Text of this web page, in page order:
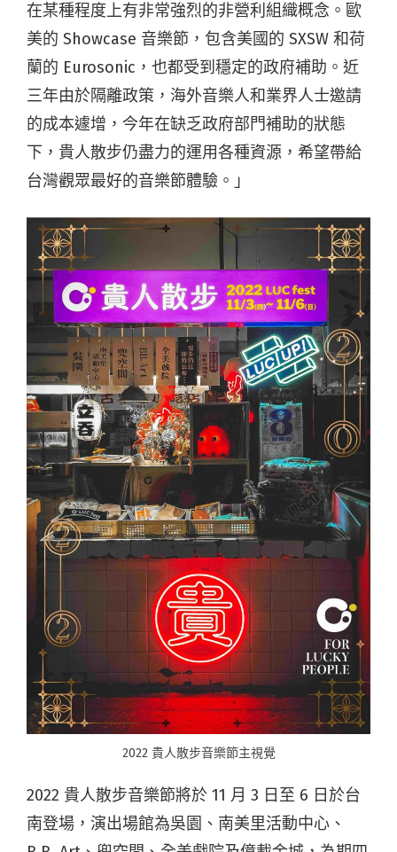
在某種程度上有非常強烈的非營利組織概念。歐
美的 Showcase 音樂節，包含美國的 SXSW 和荷
蘭的 Eurosonic，也都受到穩定的政府補助。近
三年由於隔離政策，海外音樂人和業界人士邀請
的成本遽增，今年在缺乏政府部門補助的狀態
下，貴人散步仍盡力的運用各種資源，希望帶給
台灣觀眾最好的音樂節體驗。」
2022 貴人散步音樂節主視覺
2022 貴人散步音樂節將於 11 月 3 日至 6 日於台
南登場，演出場館為吳園、南美里活動中心、